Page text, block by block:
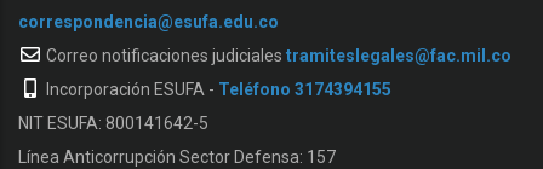
correspondencia@esufa.edu.co
Correo notificaciones judiciales tramiteslegales@fac.mil.co
Incorporación ESUFA - Teléfono 3174394155
NIT ESUFA: 800141642-5
Línea Anticorrupción Sector Defensa: 157